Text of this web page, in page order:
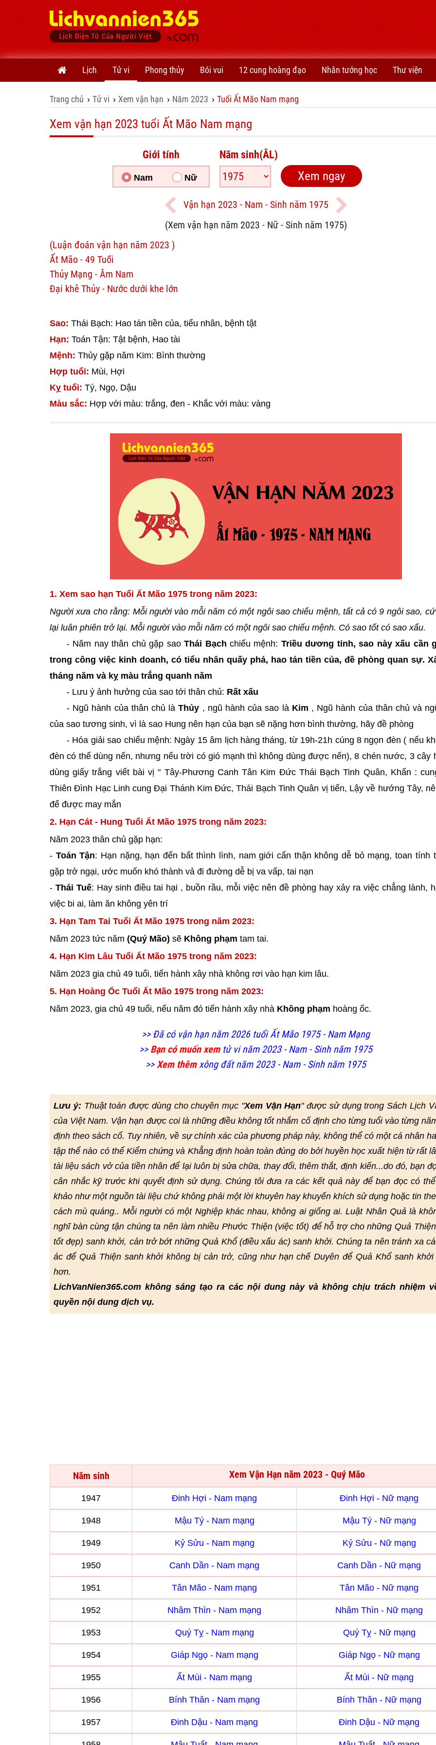
Lịch Tử vi Phong thủy Bói vui 12 cung hoàng đạo Nhân tướng học Thư viện
Trang chủ › Tử vi › Xem vận hạn › Năm 2023 › Tuổi Ất Mão Nam mạng
Xem vận hạn 2023 tuổi Ất Mão Nam mạng
Giới tính
Nam Nữ
Năm sinh(ÂL)
Vận hạn 2023 - Nam - Sinh năm 1975
(Xem vận hạn năm 2023 - Nữ - Sinh năm 1975)
(Luận đoán vận hạn năm 2023 )
Ất Mão - 49 Tuổi
Thủy Mạng - Âm Nam
Đại khê Thủy - Nước dưới khe lớn
Sao: Thái Bạch: Hao tán tiền của, tiểu nhân, bệnh tật
Hạn: Toán Tận: Tật bệnh, Hao tài
Mệnh: Thủy gặp năm Kim: Bình thường
Hợp tuổi: Mùi, Hợi
Kỵ tuổi: Tý, Ngọ, Dậu
Màu sắc: Hợp với màu: trắng, đen - Khắc với màu: vàng
1. Xem sao hạn Tuổi Ất Mão 1975 trong năm 2023:
Người xưa cho rằng: Mỗi người vào mỗi năm có một ngôi sao chiếu mệnh, tất cả có 9 ngôi sao,
lại luân phiên trở lại. Mỗi người vào mỗi năm có một ngôi sao chiếu mệnh. Có sao tốt có sao xấu.
- Năm nay thân chủ gặp saoThái Bạch chiếu mệnh: Triều dương tinh, sao này xấu cần
trong công việc kinh doanh, có tiểu nhân quấy phá, hao tán tiền của, đề phòng quan sự.
tháng năm và kỵ màu trắng quanh năm
- Lưu ý ảnh hưởng của sao tới thân chủ: Rất xấu
- Ngũ hành của thân chủ làThủy , ngũ hành của sao là Kim , Ngũ hành của thân chủ và
của sao tương sinh, vì là sao Hung nên hạn của bạn sẽ nặng hơn bình thường, hãy đề phòng
- Hóa giải sao chiếu mệnh: Ngày 15 âm lịch hàng tháng, từ 19h-21h cúng 8 ngọn đèn ( nếu
đèn có thể dùng nến, nhưng nếu trời có gió mạnh thì không dùng được nến), 8 chén nước, 3 cây
dùng giấy trắng viết bài vị " Tây-Phương Canh Tân Kim Đức Thái Bạch Tinh Quân, Khấn :
Thiên Đình Hạc Linh cung Đại Thánh Kim Đức, Thái Bạch Tinh Quân vị tiến, Lậy về hướng Tây,
để được may mắn
2. Hạn Cát - Hung Tuổi Ất Mão 1975 trong năm 2023:
Năm 2023 thân chủ gặp hạn:
- Toán Tận: Hạn nặng, hạn đến bất thình lình, nam giới cẩn thận không dễ bỏ mạng, toan tính
gặp trở ngại, ước muốn khó thành vả đi đường dễ bị va vấp, tai nạn
-Thái Tuế: Hay sinh điều tai hại , buồn rầu, mỗi việc nên đề phòng hay xảy ra việc chẳng lành,
việc bi ai, làm ăn không yên trí
3. Hạn Tam Tai Tuổi Ất Mão 1975 trong năm 2023:
Năm 2023 tức năm (Quý Mão) sẽ Không phạm tam tai.
4. Hạn Kim Lâu Tuổi Ất Mão 1975 trong năm 2023:
Năm 2023 gia chủ 49 tuổi, tiến hành xây nhà không rơi vào hạn kim lâu.
5. Hạn Hoàng Ốc Tuổi Ất Mão 1975 trong năm 2023:
Năm 2023, gia chủ 49 tuổi, nếu năm đó tiến hành xây nhà Không phạm hoàng ốc.
>> Đã có vận hạn năm 2026 tuổi Ất Mão 1975 - Nam Mạng
>> Bạn có muốn xemtử vi năm 2023 - Nam - Sinh năm 1975
>>Xem thêmxông đất năm 2023 - Nam - Sinh năm 1975
Lưu ý: Thuật toán được dùng cho chuyên mục "Xem Vận Hạn" được sử dụng trong Sách Lịch
của Việt Nam. Vận hạn được coi là những điều không tốt nhắm cố định cho từng tuổi vào từng
định theo sách cổ. Tuy nhiên, về sự chính xác của phương pháp này, không thể có một cá nhân
tập thể nào có thể Kiểm chứng và Khẳng định hoàn toàn đúng do bởi huyền học xuất hiện từ rất
tài liệu sách vở của tiền nhân để lại luôn bị sửa chữa, thay đổi, thêm thắt, định kiến...do đó, bạn
cân nhắc kỹ trước khi quyết định sử dụng. Chúng tôi đưa ra các kết quả này để bạn đọc có
khảo như một nguồn tài liệu chứ không phải một lời khuyên hay khuyến khích sử dụng hoặc tin
cách mù quáng.. Mỗi người có một Nghiệp khác nhau, không ai giống ai. Luật Nhân Quả là
nghĩ bàn cùng tận chúng ta nên làm nhiều Phước Thiện (việc tốt) để hỗ trợ cho những Quả
tốt đẹp) sanh khởi, cản trở bớt những Quả Khổ (điều xấu ác) sanh khởi. Chúng ta nên tránh xa
ác để Quả Thiện sanh khởi không bị cản trở, cũng như hạn chế Duyên để Quả Khổ sanh khởi
hơn.
LichVanNien365.com không sáng tạo ra các nội dung này và không chịu trách nhiệm
quyền nội dung dịch vụ.
Năm sinh Xem Vận Hạn năm 2023 - Quý Mão
1947 Đinh Hợi - Nam mạng Đinh Hợi - Nữ mạng
1948 Mậu Tý - Nam mạng Mậu Tý - Nữ mạng
1949 Kỷ Sửu - Nam mạng Kỷ Sửu - Nữ mạng
1950 Canh Dần - Nam mạng Canh Dần - Nữ mạng
1951 Tân Mão - Nam mạng Tân Mão - Nữ mạng
1952 Nhâm Thìn - Nam mạng Nhâm Thìn - Nữ mạng
1953 Quý Tỵ - Nam mạng Quý Tỵ - Nữ mạng
1954 Giáp Ngọ - Nam mạng Giáp Ngọ - Nữ mạng
1955 Ất Mùi - Nam mạng Ất Mùi - Nữ mạng
1956 Bính Thân - Nam mạng Bính Thân - Nữ mạng
1957 Đinh Dậu - Nam mạng Đinh Dậu - Nữ mạng